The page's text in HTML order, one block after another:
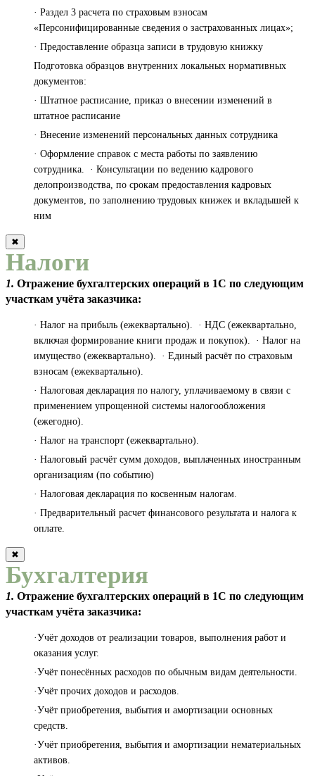
· Раздел 3 расчета по страховым взносам
«Персонифицированные сведения о застрахованных лицах»;
· Предоставление образца записи в трудовую книжку
Подготовка образцов внутренних локальных нормативных
документов:
· Штатное расписание, приказ о внесении изменений в
штатное расписание
· Внесение изменений персональных данных сотрудника
· Оформление справок с места работы по заявлению
сотрудника. · Консультации по ведению кадрового
делопроизводства, по срокам предоставления кадровых
документов, по заполнению трудовых книжек и вкладышей к
ним
✖
Налоги
1. Отражение бухгалтерских операций в 1С по следующим
участкам учёта заказчика:
· Налог на прибыль (ежеквартально). · НДС (ежеквартально,
включая формирование книги продаж и покупок). · Налог на
имущество (ежеквартально). · Единый расчёт по страховым
взносам (ежеквартально).
· Налоговая декларация по налогу, уплачиваемому в связи с
применением упрощенной системы налогообложения
(ежегодно).
· Налог на транспорт (ежеквартально).
· Налоговый расчёт сумм доходов, выплаченных иностранным
организациям (по событию)
· Налоговая декларация по косвенным налогам.
· Предварительный расчет финансового результата и налога к
оплате.
✖
Бухгалтерия
1. Отражение бухгалтерских операций в 1С по следующим
участкам учёта заказчика:
·Учёт доходов от реализации товаров, выполнения работ и
оказания услуг.
·Учёт понесённых расходов по обычным видам деятельности.
·Учёт прочих доходов и расходов.
·Учёт приобретения, выбытия и амортизации основных
средств.
·Учёт приобретения, выбытия и амортизации нематериальных
активов.